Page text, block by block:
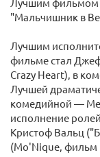
"Мальчишник в
Лучшим
фильме стал
Crazy Heart), в
Лучшей
комедийной —
исполнение
Кристоф Вальц
(Mo'Nique, фильм